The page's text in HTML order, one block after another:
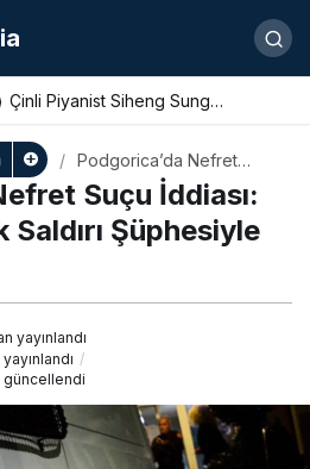
Çinli Piyanist Siheng Sung
KotorArt Festivalinde Sahne Alıyor
Podgorica’da Nefret
Suçu İddiası: İki Kardeş
Etnik Saldırı Şüphesiyle
Tutuklandı
Suçu İddiası:
Şüphesiyle
yayınlandı
yayınlandı
güncellendi